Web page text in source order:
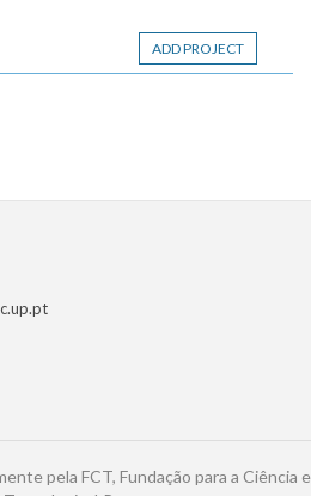
ADD PROJECT
pela FCT, Fundação para a Ciência e